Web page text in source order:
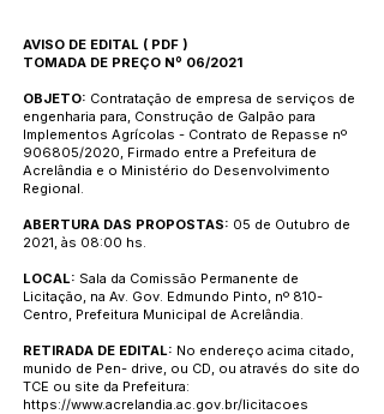
AVISO DE EDITAL ( PDF )
TOMADA DE PREÇO Nº 06/2021
OBJETO: Contratação de empresa de serviços de
engenharia para, Construção de Galpão para
Implementos Agrícolas - Contrato de Repasse nº
906805/2020, Firmado entre a Prefeitura de
Acrelândia e o Ministério do Desenvolvimento
Regional.
ABERTURA DAS PROPOSTAS: 05 de Outubro de
2021, às 08:00 hs.
LOCAL: Sala da Comissão Permanente de
Licitação, na Av. Gov. Edmundo Pinto, nº 810-
Centro, Prefeitura Municipal de Acrelândia.
RETIRADA DE EDITAL: No endereço acima citado,
munido de Pen- drive, ou CD, ou através do site do
TCE ou site da Prefeitura:
https://www.acrelandia.ac.gov.br/licitacoes